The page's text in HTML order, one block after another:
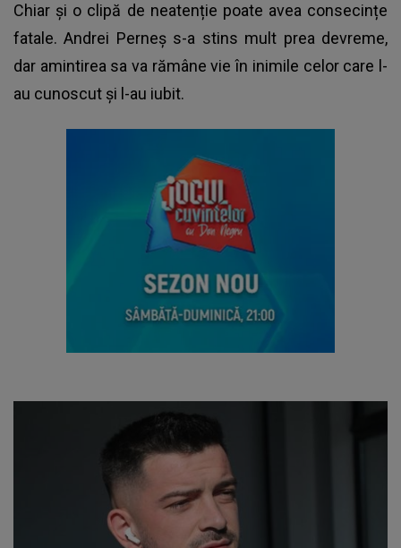
Chiar și o clipă de neatenție poate avea consecințe
fatale.Andrei Perneș s-a stins mult prea devreme,
dar amintirea sa va rămâne vie în inimile celor care l-
au cunoscut și l-au iubit.